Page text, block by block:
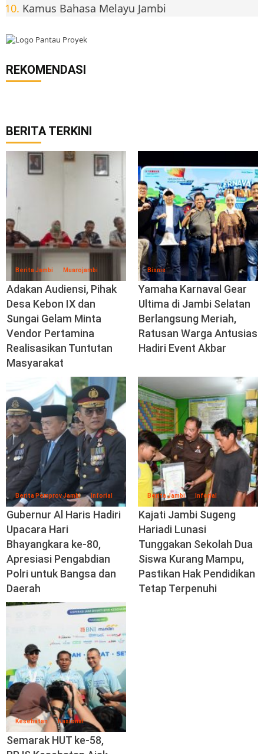
Kamus Bahasa Melayu Jambi
REKOMENDASI
BERITA TERKINI
Berita Jambi Muarojambi
Adakan Audiensi, Pihak
Desa Kebon IX dan
Sungai Gelam Minta
Vendor Pertamina
Realisasikan Tuntutan
Masyarakat
Bisnis
Yamaha Karnaval Gear
Ultima di Jambi Selatan
Berlangsung Meriah,
Ratusan Warga Antusias
Hadiri Event Akbar
Berita Pemprov Jambi Inforial
Gubernur Al Haris Hadiri
Upacara Hari
Bhayangkara ke-80,
Apresiasi Pengabdian
Polri untuk Bangsa dan
Daerah
Berita Jambi Inforial
Kajati Jambi Sugeng
Hariadi Lunasi
Tunggakan Sekolah Dua
Siswa Kurang Mampu,
Pastikan Hak Pendidikan
Tetap Terpenuhi
Kesehatan Nasional
Semarak HUT ke-58,